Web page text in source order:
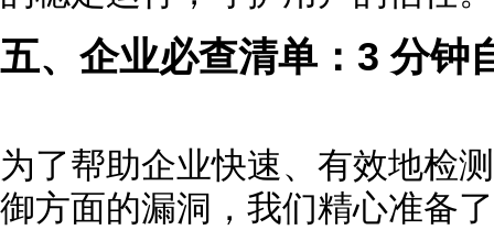
五、企业必查清单：3 分钟
为了帮助企业快速、有效地检
御方面的漏洞，我们精心准备